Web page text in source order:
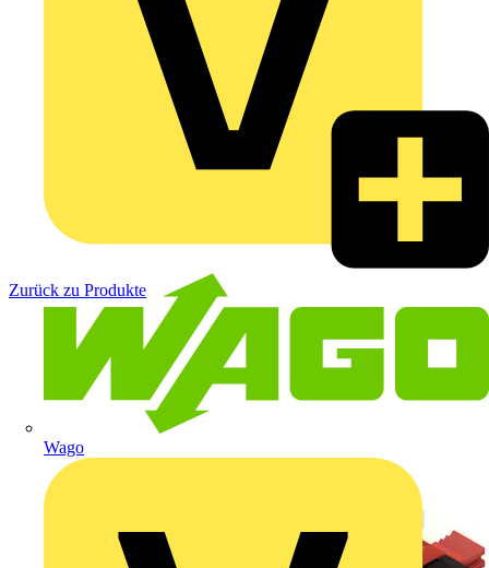
Wago
Zurück zu Produkte